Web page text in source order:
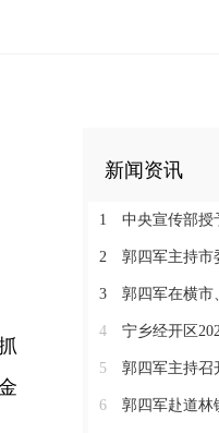
新闻资讯
1 中央宣传部授
2 郭四军主持市委理
3 郭四军在横市
4 宁乡经开区
5 郭四军主持召开全
6 郭四军赴道林